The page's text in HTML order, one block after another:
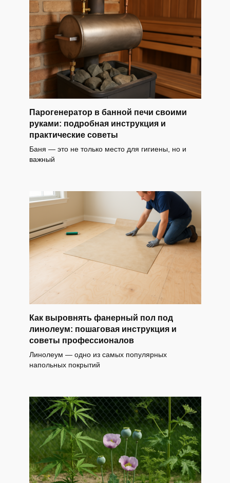
Парогенератор в банной печи своими
руками: подробная инструкция и
практические советы
Баня — это не только место для гигиены, но и
важный
Как выровнять фанерный пол под
линолеум: пошаговая инструкция и
советы профессионалов
Линолеум — одно из самых популярных
напольных покрытий